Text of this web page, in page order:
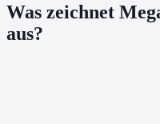
Was zeichnet
aus?